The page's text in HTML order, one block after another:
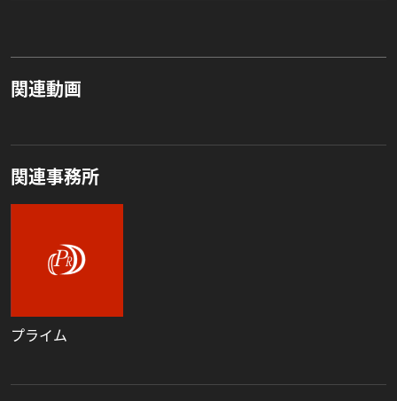
関連動画
関連事務所
プライム